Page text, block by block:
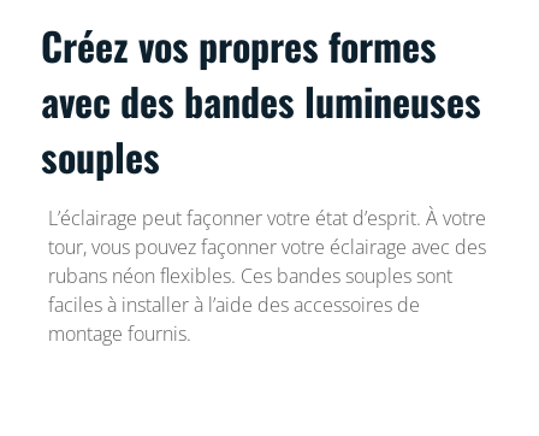
Créez vos propres formes
avec des bandes lumineuses
souples
L’éclairage peut façonner votre état d’esprit. À votre
tour, vous pouvez façonner votre éclairage avec des
rubans néon flexibles. Ces bandes souples sont
faciles à installer à l’aide des accessoires de
montage fournis.